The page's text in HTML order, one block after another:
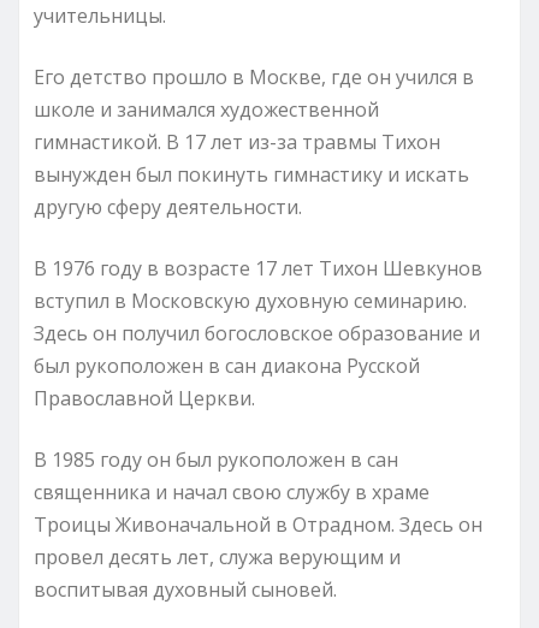
учительницы.
Его детство прошло в Москве, где он учился в
школе и занимался художественной
гимнастикой. В 17 лет из-за травмы Тихон
вынужден был покинуть гимнастику и искать
другую сферу деятельности.
В 1976 году в возрасте 17 лет Тихон Шевкунов
вступил в Московскую духовную семинарию.
Здесь он получил богословское образование и
был рукоположен в сан диакона Русской
Православной Церкви.
В 1985 году он был рукоположен в сан
священника и начал свою службу в храме
Троицы Живоначальной в Отрадном. Здесь он
провел десять лет, служа верующим и
воспитывая духовный сыновей.